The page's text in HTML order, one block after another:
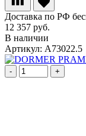
Доставка по РФ
12 357 руб.
В наличии
Артикул: A73022.5
- +